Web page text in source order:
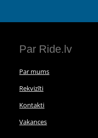
Par Ride.lv
Par mums
Rekvizīti
Kontakti
Vakances